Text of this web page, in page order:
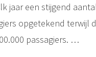
jaar een stijgend
opgetekend terwijl
passagiers. …